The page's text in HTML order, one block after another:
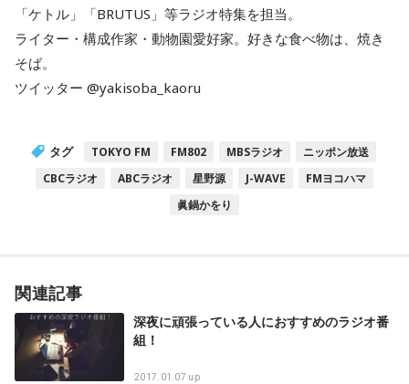
「ケトル」「BRUTUS」等ラジオ特集を担当。
ライター・構成作家・動物園愛好家。好きな食べ物は、焼き
そば。
ツイッター @yakisoba_kaoru
タグ TOKYO FM FM802 MBSラジオ
ニッポン放送
CBCラジオ
ABCラジオ 星野源 J-WAVE
FMヨコハマ
眞鍋かをり
関連記事
深夜に頑張っている人におすすめのラジオ番
組！
2017.01.07 up